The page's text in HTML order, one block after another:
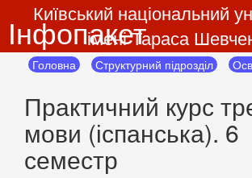
Інфопакет
Київський національний
імені Тараса
Головна
Структурний підрозділ
Практичний курс
мови (іспанська). 6
семестр